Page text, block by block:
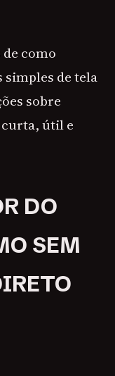
como
de tela
sobre
útil e
DO
SEM